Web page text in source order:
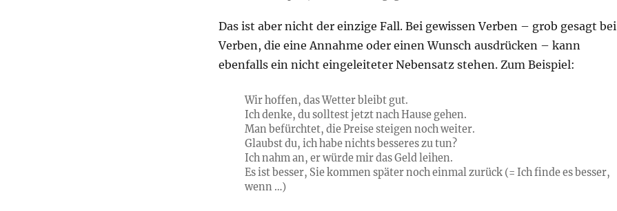
Das ist aber nicht der einzige Fall. Bei gewissen Verben – grob gesagt bei
Verben, die eine Annahme oder einen Wunsch ausdrücken – kann
ebenfalls ein nicht eingeleiteter Nebensatz stehen. Zum Beispiel:
Wir hoffen, das Wetter bleibt gut.
Ich denke, du solltest jetzt nach Hause gehen.
Man befürchtet, die Preise steigen noch weiter.
Glaubst du, ich habe nichts besseres zu tun?
Ich nahm an, er würde mir das Geld leihen.
Es ist besser, Sie kommen später noch einmal zurück (= Ich finde es besser,
wenn …)